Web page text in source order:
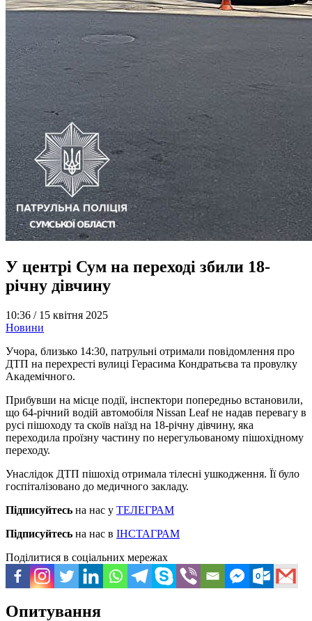
У центрі Сум на переході збили 18-
річну дівчину
10:36 / 15 квітня 2025
Новини
Учора, близько 14:30, патрульні отримали повідомлення про
ДТП на перехресті вулиці Герасима Кондратьєва та провулку
Академічного.
Прибувши на місце події, інспектори попередньо встановили,
що 64-річний водій автомобіля Nissan Leaf не надав перевагу в
русі пішоходу та скоїв наїзд на 18-річну дівчину, яка
переходила проїзну частину по нерегульованому пішохідному
переходу.
Унаслідок ДТП пішохід отримала тілесні ушкодження. Її було
госпіталізовано до медичного закладу.
Підписуйтесь на нас у ТЕЛЕГРАМ
Підписуйтесь на нас в ІНСТАГРАМ
Поділитися в соціальних мережах
Опитування